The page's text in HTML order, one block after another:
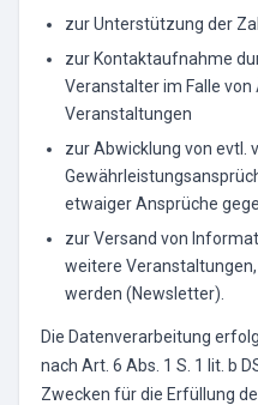
zur Unterstützung der
zur Kontaktaufnahme
Veranstalter im Falle
Veranstaltungen
zur Abwicklung von evtl.
etwaiger Ansprüche
zur Versand von
weitere
werden (Newsletter).
Die Datenverarbeitung
nach Art. 6 Abs. 1 S. 1 lit. b
Zwecken für die Erfüllung